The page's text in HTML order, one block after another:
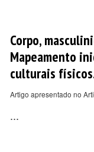
Corpo,
Mapeamento
culturais
Artigo apresentado no
...